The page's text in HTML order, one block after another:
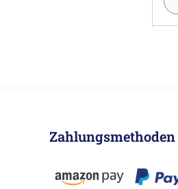
Zahlungsmethoden